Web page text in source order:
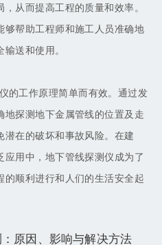
从而提高工程的质量和效率。
够帮助工程师和施工人员准确地
送和使用。
工作原理简单而有效。通过发
地探测地下金属管线的位置及走
潜在的破坏和事故风险。在建
用中，地下管线探测仪成为了
的顺利进行和人们的生活安全起
原因、影响与解决方法